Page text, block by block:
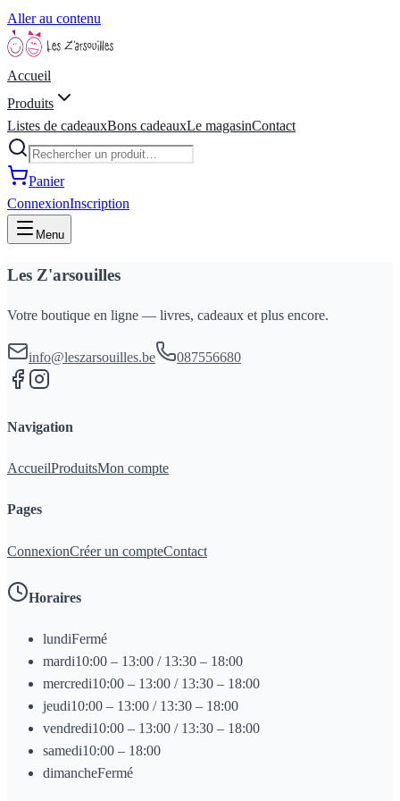
Aller au contenu
Accueil
Produits
Listes de cadeauxBons cadeauxLe magasinContact
Panier
ConnexionInscription
Menu
Les Z'arsouilles
Votre boutique en ligne — livres, cadeaux et plus encore.
info@leszarsouilles.be 087556680
Navigation
AccueilProduitsMon compte
Pages
ConnexionCréer un compteContact
Horaires
lundiFermé
mardi10:00 – 13:00 / 13:30 – 18:00
mercredi10:00 – 13:00 / 13:30 – 18:00
jeudi10:00 – 13:00 / 13:30 – 18:00
vendredi10:00 – 13:00 / 13:30 – 18:00
samedi10:00 – 18:00
dimancheFermé